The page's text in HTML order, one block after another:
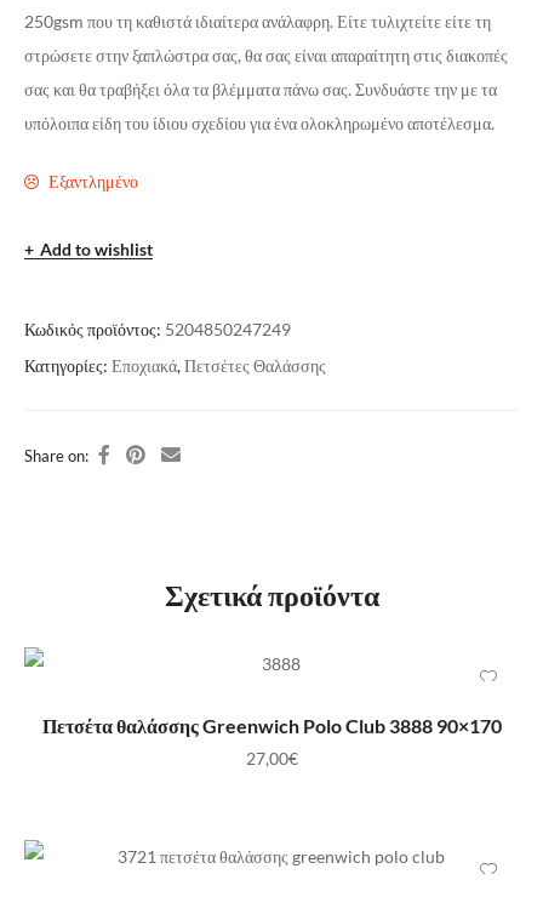
250gsm που τη καθιστά ιδιαίτερα ανάλαφρη. Είτε τυλιχτείτε είτε τη
στρώσετε στην ξαπλώστρα σας, θα σας είναι απαραίτητη στις διακοπές
σας και θα τραβήξει όλα τα βλέμματα πάνω σας. Συνδυάστε την με τα
υπόλοιπα είδη του ίδιου σχεδίου για ένα ολοκληρωμένο αποτέλεσμα.
Εξαντλημένο
Add to wishlist
Κωδικός προϊόντος: 5204850247249
Κατηγορίες: Εποχιακά,Πετσέτες Θαλάσσης
Share on:
Σχετικά προϊόντα
ΠΡΟΣΘΉΚΗ ΣΤΟ ΚΑΛΆΘΙ
Πετσέτα θαλάσσης Greenwich Polo Club 3888 90×170
27,00€